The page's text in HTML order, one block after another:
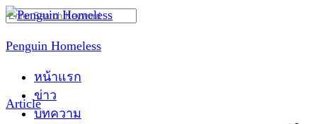
Skip
content
Penguin Homeless
หน้าแรก
ข่าว
บทความ
Search
Article